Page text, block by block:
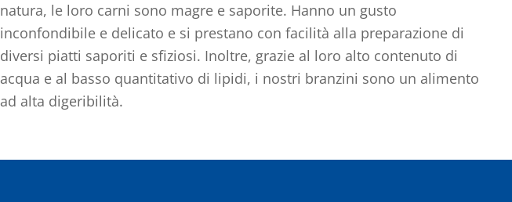
natura, le loro carni sono magre e saporite. Hanno un gusto
inconfondibile e delicato e si prestano con facilità alla preparazione di
diversi piatti saporiti e sfiziosi. Inoltre, grazie al loro alto contenuto di
acqua e al basso quantitativo di lipidi, i nostri branzini sono un alimento
ad alta digeribilità.